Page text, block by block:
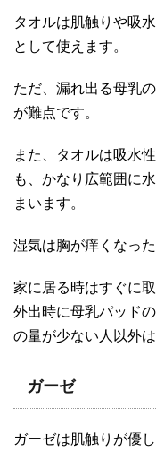
タオルは肌触りや吸
として使えます。
ただ、漏れ出る母乳
が難点です。
また、タオルは吸水
も、かなり広範囲に
まいます。
湿気は胸が痒くなっ
家に居る時はすぐに
外出時に母乳パッド
の量が少ない人以外
ガーゼ
ガーゼは肌触りが優